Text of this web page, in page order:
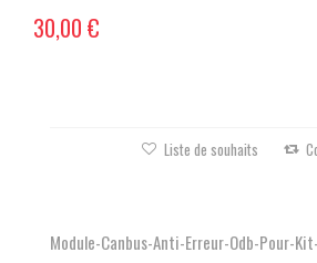
30,00 €
Liste de souhaits
Module-Canbus-Anti-Erreur-Odb-Pour-